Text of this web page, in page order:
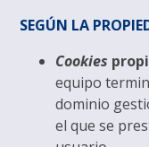
SEGÚN LA
Cookies
equipo
dominio
el que se